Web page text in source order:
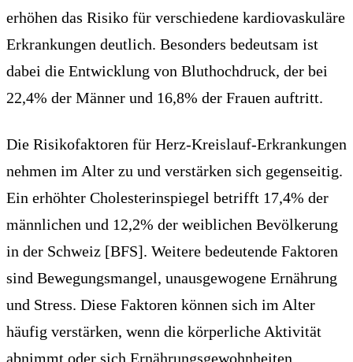
erhöhen das Risiko für verschiedene kardiovaskuläre
Erkrankungen deutlich. Besonders bedeutsam ist
dabei die Entwicklung von Bluthochdruck, der bei
22,4% der Männer und 16,8% der Frauen auftritt.
Die Risikofaktoren für Herz-Kreislauf-Erkrankungen
nehmen im Alter zu und verstärken sich gegenseitig.
Ein erhöhter Cholesterinspiegel betrifft 17,4% der
männlichen und 12,2% der weiblichen Bevölkerung
in der Schweiz [BFS]. Weitere bedeutende Faktoren
sind Bewegungsmangel, unausgewogene Ernährung
und Stress. Diese Faktoren können sich im Alter
häufig verstärken, wenn die körperliche Aktivität
abnimmt oder sich Ernährungsgewohnheiten